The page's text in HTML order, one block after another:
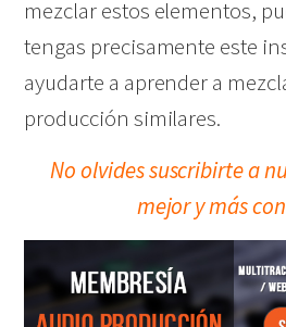
mezclar estos elementos,
tengas precisamente este
ayudarte a aprender a
producción similares.
No olvides suscribirte a
mejor y más